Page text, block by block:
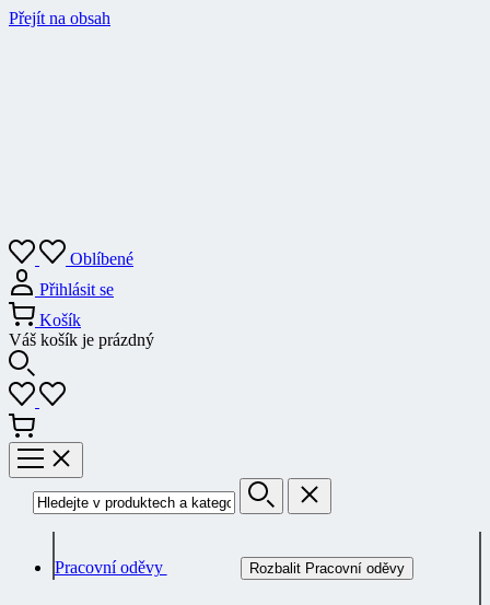
Přejít na obsah
Oblíbené
Přihlásit se
Košík
Váš košík je prázdný
Pracovní oděvy Rozbalit Pracovní oděvy